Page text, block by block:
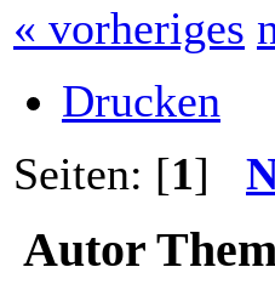
« vorheriges
Drucken
Seiten: [1]
Autor